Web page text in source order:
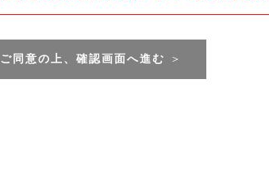
ご同意の上、確認画面へ進む ＞